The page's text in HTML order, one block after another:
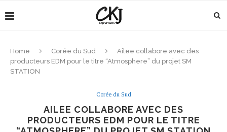
Home Corée du Sud
Ailee collabore avec des
producteurs EDM pour le titre “Atmosphere” du projet SM
STATION
Corée du Sud
AILEE COLLABORE AVEC DES
PRODUCTEURS EDM POUR LE TITRE